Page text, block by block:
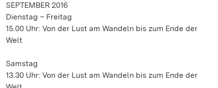
SEPTEMBER 2016
Dienstag – Freitag
15.00 Uhr: Von der Lust am Wandeln bis zum Ende der
Welt
Samstag
13.30 Uhr: Von der Lust am Wandeln bis zum Ende der